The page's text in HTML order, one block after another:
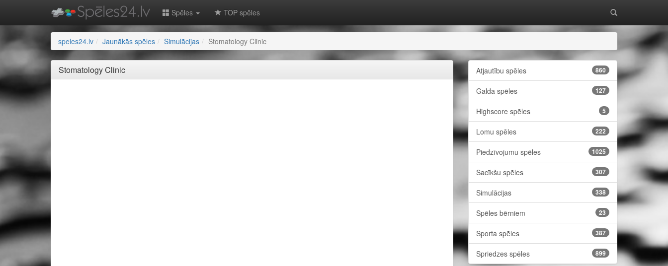
Spēles TOP spēles
speles24.lv Jaunākās spēles Simulācijas Stomatology Clinic
Stomatology Clinic Atjautību spēles 860
Galda spēles 127
Highscore spēles 5
Lomu spēles 222
Piedzīvojumu spēles 1025
Sacīkšu spēles 307
Simulācijas 338
Spēles bērniem 23
Sporta spēles 387
Spriedzes spēles 899